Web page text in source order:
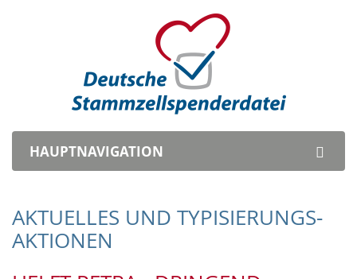
HAUPTNAVIGATION
AKTUELLES UND TYPISIERUNGS­
AKTIONEN